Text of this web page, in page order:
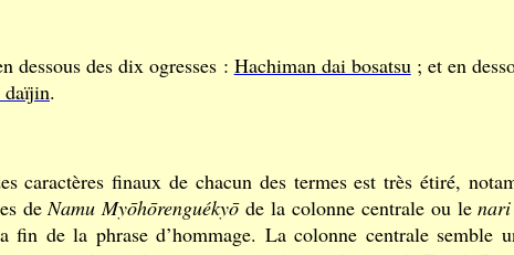
dessous des dix ogresses : Hachiman dai bosatsu; et en
daïjin.
caractères finaux de chacun des termes est très étiré,
deNamu Myōhōrenguékyōde la colonne centrale ou lenari
fin de la phrase d’hommage. La colonne centrale semble